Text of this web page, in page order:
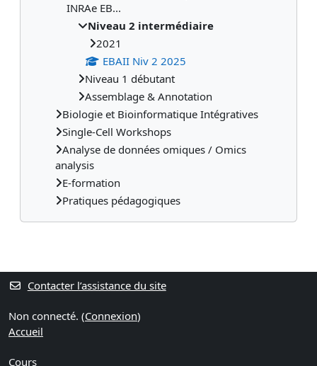
INRAe EB...
Niveau 2 intermédiaire
2021
EBAII Niv 2 2025
Niveau 1 débutant
Assemblage & Annotation
Biologie et Bioinformatique Intégratives
Single-Cell Workshops
Analyse de données omiques / Omics
analysis
E-formation
Pratiques pédagogiques
Contacter l’assistance du site
Non connecté. (Connexion)
Accueil
Cours